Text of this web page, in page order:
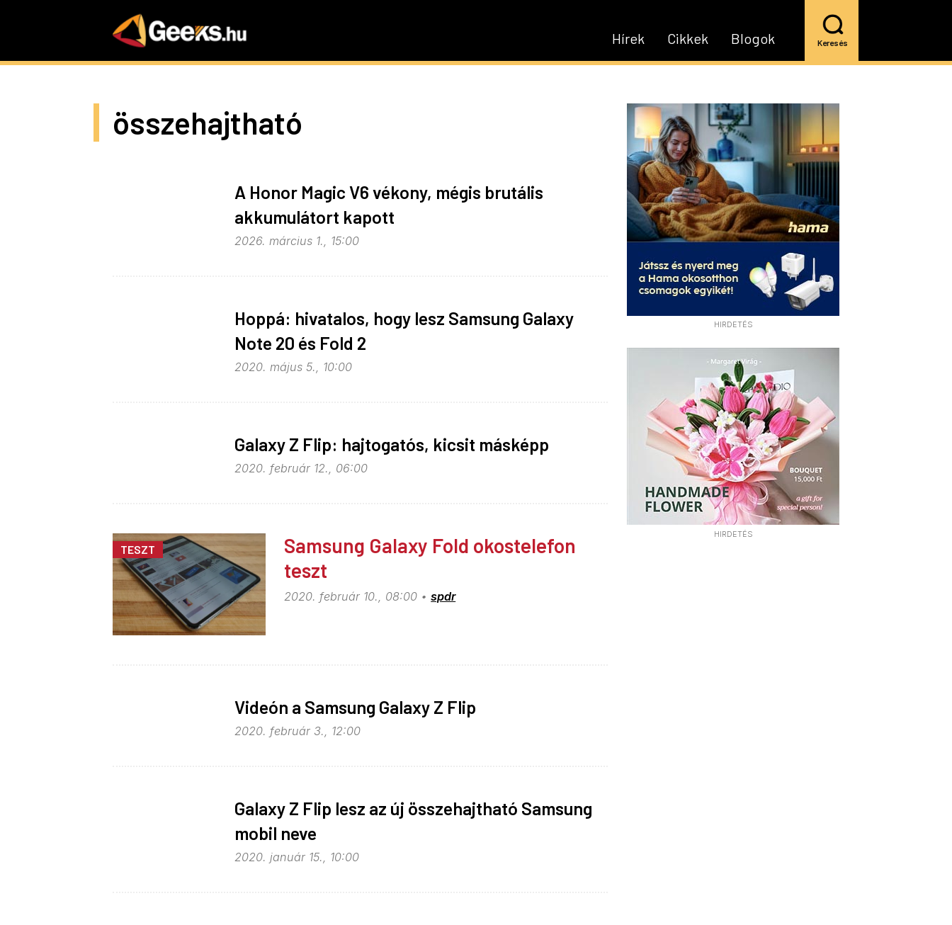
Blogok
Cikkek
Hírek Keresés
HIRDETÉS
HIRDETÉS
összehajtható
A Honor Magic V6 vékony, mégis brutális
akkumulátort kapott
2026. március 1., 15:00
Hoppá: hivatalos, hogy lesz Samsung Galaxy
Note 20 és Fold 2
2020. május 5., 10:00
Galaxy Z Flip: hajtogatós, kicsit másképp
2020. február 12., 06:00
TESZT
Samsung Galaxy Fold okostelefon
teszt
2020. február 10., 08:00 spdr
Videón a Samsung Galaxy Z Flip
2020. február 3., 12:00
Galaxy Z Flip lesz az új összehajtható Samsung
mobil neve
2020. január 15., 10:00